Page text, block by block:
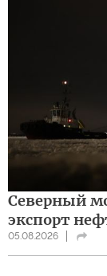
Северный
экспорт
05.08.2026